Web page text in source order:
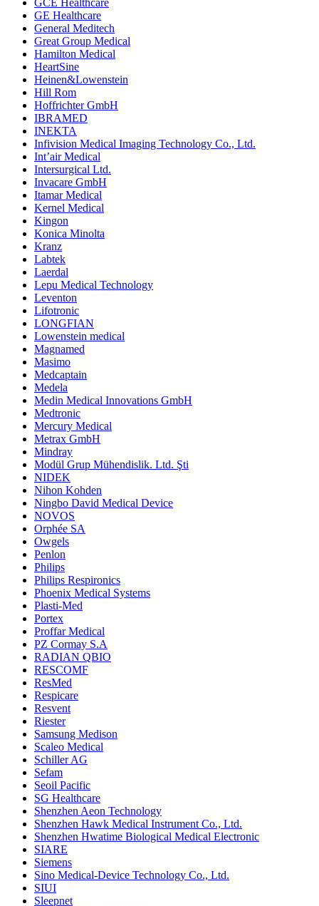
GCE Healthcare
GE Healthcare
General Meditech
Great Group Medical
Hamilton Medical
HeartSine
Heinen&Lowenstein
Hill Rom
Hoffrichter GmbH
IBRAMED
INEKTA
Infivision Medical Imaging Technology Co., Ltd.
Int’air Medical
Intersurgical Ltd.
Invacare GmbH
Itamar Medical
Kernel Medical
Kingon
Konica Minolta
Kranz
Labtek
Laerdal
Lepu Medical Technology
Leventon
Lifotronic
LONGFIAN
Lowenstein medical
Magnamed
Masimo
Medcaptain
Medela
Medin Medical Innovations GmbH
Medtronic
Mercury Medical
Metrax GmbH
Mindray
Modül Grup Mühendislik. Ltd. Şti
NIDEK
Nihon Kohden
Ningbo David Medical Device
NOVOS
Orphée SA
Owgels
Penlon
Philips
Philips Respironics
Phoenix Medical Systems
Plasti-Med
Portex
Proffar Medical
PZ Cormay S.A
RADIAN QBIO
RESCOMF
ResMed
Respicare
Resvent
Riester
Samsung Medison
Scaleo Medical
Schiller AG
Sefam
Seoil Pacific
SG Healthcare
Shenzhen Aeon Technology
Shenzhen Hawk Medical Instrument Co., Ltd.
Shenzhen Hwatime Biological Medical Electronic
SIARE
Siemens
Sino Medical-Device Technology Co., Ltd.
SIUI
Sleepnet